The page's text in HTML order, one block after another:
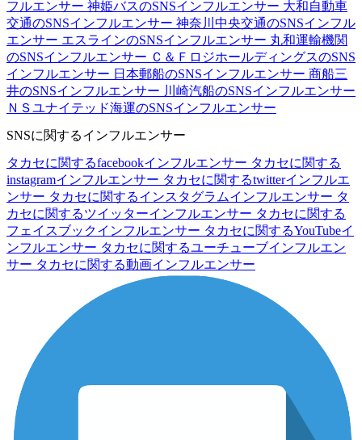
フルエンサー 神姫バスのSNSインフルエンサー 大和自動車
交通のSNSインフルエンサー 神奈川中央交通のSNSインフル
エンサー エスラインのSNSインフルエンサー 丸和運輸機関
のSNSインフルエンサー Ｃ＆ＦロジホールディングスのSNS
インフルエンサー 日本郵船のSNSインフルエンサー 商船三
井のSNSインフルエンサー 川崎汽船のSNSインフルエンサー
ＮＳユナイテッド海運のSNSインフルエンサー
SNSに関するインフルエンサー
タカセに関するfacebookインフルエンサー タカセに関する
instagramインフルエンサー タカセに関するtwitterインフルエ
ンサー タカセに関するインスタグラムインフルエンサー タ
カセに関するツイッターインフルエンサー タカセに関する
フェイスブックインフルエンサー タカセに関するYouTubeイ
ンフルエンサー タカセに関するユーチューブインフルエン
サー タカセに関する動画インフルエンサー